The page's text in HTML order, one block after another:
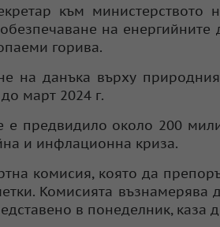
към
на
горива.
на данъка върху
март 2024 г.
е предвидило около 200
и инфлационна криза.
комисия, която да
Комисията възнамерява
в понеделник, каза